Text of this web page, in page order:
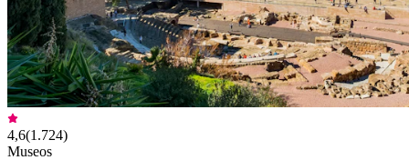
4,6(1.724)
Museos